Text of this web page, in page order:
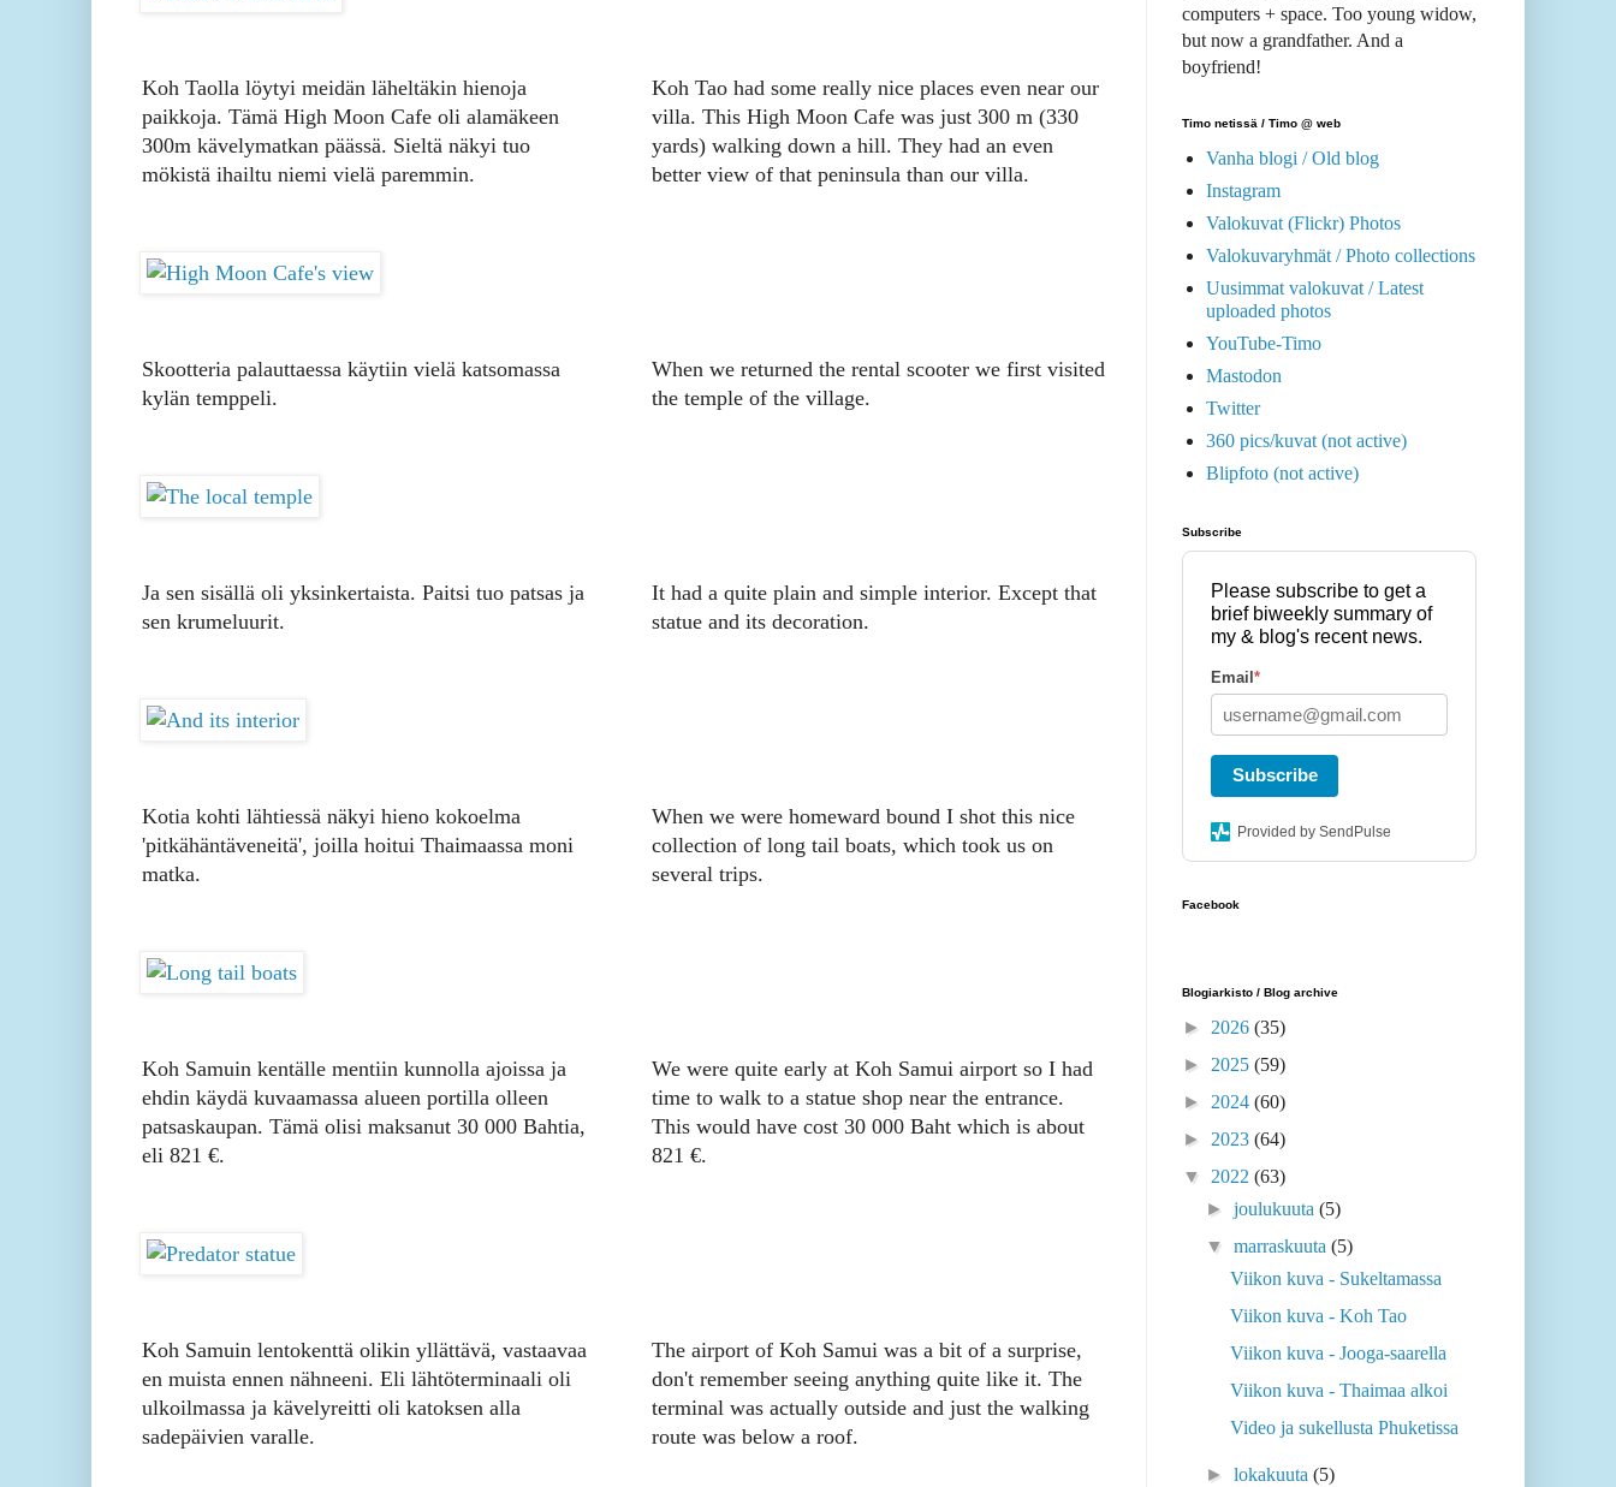
Koh Taolla löytyi meidän läheltäkin hienoja
paikkoja. Tämä High Moon Cafe oli alamäkeen
300m kävelymatkan päässä. Sieltä näkyi tuo
mökistä ihailtu niemi vielä paremmin.
Koh Tao had some really nice places even near our
villa. This High Moon Cafe was just 300 m (330
yards) walking down a hill. They had an even
better view of that peninsula than our villa.
Skootteria palauttaessa käytiin vielä katsomassa
kylän temppeli.
When we returned the rental scooter we first visited
the temple of the village.
Ja sen sisällä oli yksinkertaista. Paitsi tuo patsas ja
sen krumeluurit.
It had a quite plain and simple interior. Except that
statue and its decoration.
Kotia kohti lähtiessä näkyi hieno kokoelma
'pitkähäntäveneitä', joilla hoitui Thaimaassa moni
matka.
When we were homeward bound I shot this nice
collection of long tail boats, which took us on
several trips.
Koh Samuin kentälle mentiin kunnolla ajoissa ja
ehdin käydä kuvaamassa alueen portilla olleen
patsaskaupan. Tämä olisi maksanut 30 000 Bahtia,
eli 821 €.
We were quite early at Koh Samui airport so I had
time to walk to a statue shop near the entrance.
This would have cost 30 000 Baht which is about
821 €.
Koh Samuin lentokenttä olikin yllättävä, vastaavaa
en muista ennen nähneeni. Eli lähtöterminaali oli
ulkoilmassa ja kävelyreitti oli katoksen alla
sadepäivien varalle.
The airport of Koh Samui was a bit of a surprise,
don't remember seeing anything quite like it. The
terminal was actually outside and just the walking
route was below a roof.
computers + space. Too young widow,
but now a grandfather. And a
boyfriend!
Timo netissä / Timo @ web
Vanha blogi / Old blog
Instagram
Valokuvat (Flickr) Photos
Valokuvaryhmät / Photo collections
Uusimmat valokuvat / Latest
uploaded photos
YouTube-Timo
Mastodon
Twitter
360 pics/kuvat (not active)
Blipfoto (not active)
Subscribe
Please subscribe to get a
brief biweekly summary of
my & blog's recent news.
Email *
Subscribe
Provided by SendPulse
Facebook
Blogiarkisto / Blog archive
► 2026 (35)
► 2025 (59)
► 2024 (60)
► 2023 (64)
▼ 2022 (63)
►joulukuuta(5)
▼marraskuuta(5)
Viikon kuva - Sukeltamassa
Viikon kuva - Koh Tao
Viikon kuva - Jooga-saarella
Viikon kuva - Thaimaa alkoi
Video ja sukellusta Phuketissa
►lokakuuta(5)